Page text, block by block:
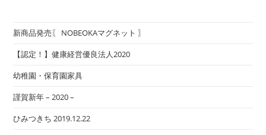
新商品発売〖 NOBEOKAマグネット 〗
【認定！】健康経営優良法人2020
幼稚園・保育園家具
謹賀新年 – 2020 –
ひみつきち 2019.12.22